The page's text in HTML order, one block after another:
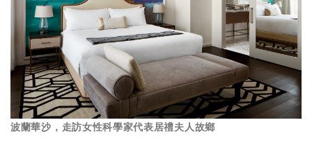
波蘭華沙，走訪女性科學家代表居禮夫人故鄉